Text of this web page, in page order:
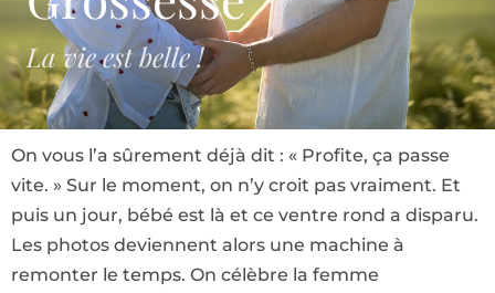
La vie est belle !
On vous l’a sûrement déjà dit : « Profite, ça passe
vite. » Sur le moment, on n’y croit pas vraiment. Et
puis un jour, bébé est là et ce ventre rond a disparu.
Les photos deviennent alors une machine à
remonter le temps. On célèbre la femme